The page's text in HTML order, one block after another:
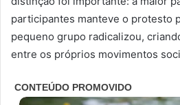
participantes manteve o protesto
pequeno grupo radicalizou,
entre os próprios movimentos